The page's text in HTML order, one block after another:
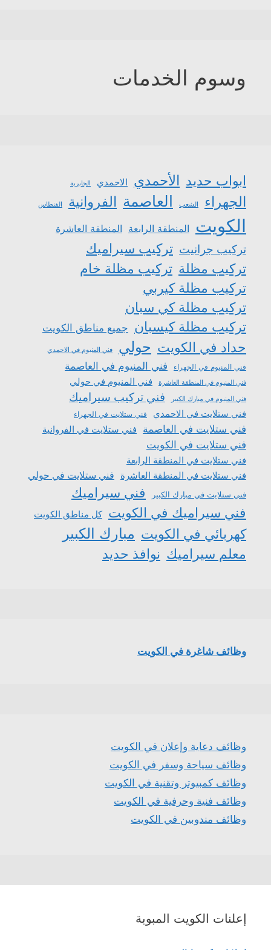
وسوم الخدمات
ابواب حديد الأحمدي الاحمدي الجابرية
الجهراء الشعب العاصمة الفروانية الفنطاس
الكويت المنطقة الرابعة المنطقة العاشرة
تركيب جرانيت تركيب سيراميك
تركيب مظلة تركيب مظلة خام
تركيب مظلة كيربي
تركيب مظلة كي سبان
تركيب مظلة كيسبان جميع مناطق الكويت
حداد في الكويت حولي فني المنيوم في الاحمدي
فني المنيوم في الجهراء فني المنيوم في العاصمة
فني المنيوم في المنطقة العاشرة فني المنيوم في حولي
فني المنيوم في مبارك الكبير فني تركيب سيراميك
فني ستلايت في الاحمدي فني ستلايت في الجهراء
فني ستلايت في العاصمة فني ستلايت في الفروانية
فني ستلايت في الكويت
فني ستلايت في المنطقة الرابعة
فني ستلايت في المنطقة العاشرة فني ستلايت في حولي
فني ستلايت في مبارك الكبير
فني سيراميك
فني سيراميك في الكويت
كل مناطق الكويت
كهربائي في الكويت مبارك الكبير
معلم سيراميك نوافذ حديد
وظائف شاغرة في الكويت
وظائف دعاية وإعلان في الكويت
وظائف سياحة وسفر في الكويت
وظائف كمبيوتر وتقنية في الكويت
وظائف فنية وحرفية في الكويت
وظائف مندوبين في الكويت
إعلنات الكويت المبوبة